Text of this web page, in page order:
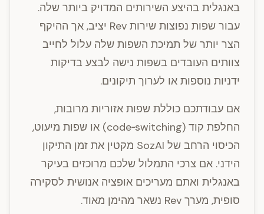
באנגלית בהיצע השירותים המדויק ביותר שלה.
עבור שפות נפוצות שירות Rev יציב, אך ההיקף
הצר יותר של תמיכת השפות שלה עלול לחייב
צוותים העובדים בשפות נישה לבצע בדיקות
ידניות נוספות או לערוך תיקונים.
אם עבודתכם כוללת שפות אזוריות מרובות,
החלפת קוד (code‑switching) או שפות מיעוט,
הכיסוי הרחב של SozAI מקטין את זמן התיקון
הידני. אם צרכי התמלול שלכם מרוכזים בעיקר
באנגלית ואתם מעריכים אופציה אנושית לסקירה
סופית, מערך Rev נשאר מהימן מאוד.